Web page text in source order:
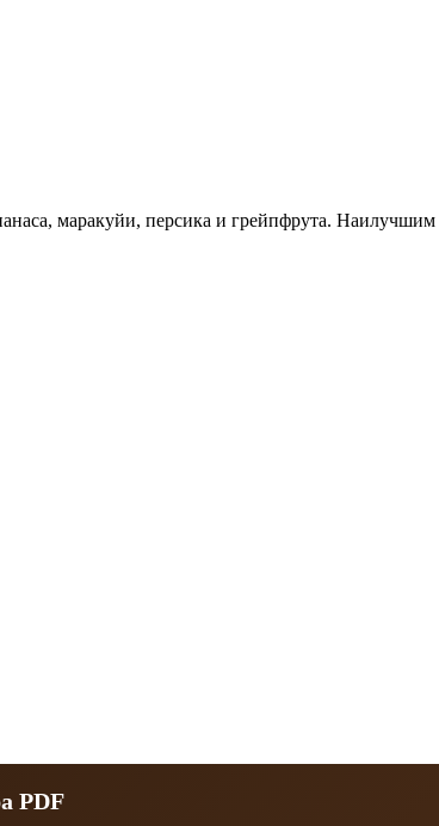
маракуйи, персика и грейпфрута.
PDF